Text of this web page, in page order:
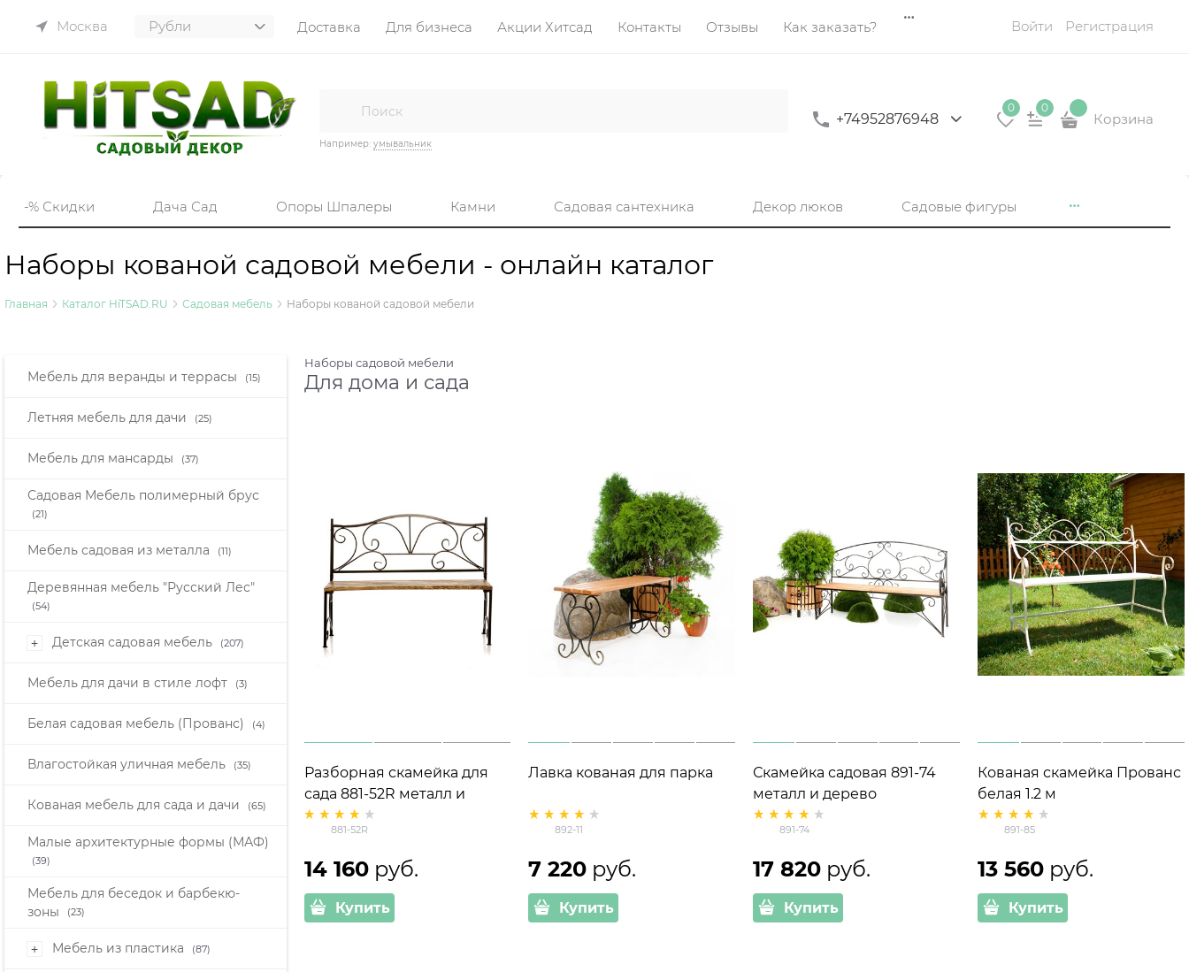
Москва Доставка Для бизнеса Акции Хитсад Контакты Отзывы Как заказать? Войти Регистрация
Например: умывальник
+74952876948
0 0
Корзина
-% Скидки Дача Сад Опоры Шпалеры Камни Садовая сантехника Декор люков Садовые фигуры
Наборы кованой садовой мебели - онлайн каталог
Главная Каталог HiTSAD.RU Садовая мебель Наборы кованой садовой мебели
Мебель для веранды и террасы (15)
Летняя мебель для дачи (25)
Мебель для мансарды (37)
Садовая Мебель полимерный брус
(21)
Мебель садовая из металла (11)
Деревянная мебель "Русский Лес"
(54)
+ Детская садовая мебель (207)
Мебель для дачи в стиле лофт (3)
Белая садовая мебель (Прованс) (4)
Влагостойкая уличная мебель (35)
Кованая мебель для сада и дачи (65)
Малые архитектурные формы (МАФ)
(39)
Мебель для беседок и барбекю-
зоны
(23)
+ Мебель из пластика (87)
Наборы садовой мебели
Для дома и сада
Разборная скамейка для
сада 881-52R металл и
дерево
881-52R
14 160 руб.
Купить
Лавка кованая для парка
892-11
7 220 руб.
Купить
Скамейка садовая 891-74
металл и дерево
891-74
17 820 руб.
Купить
Кованая скамейка Прованс
белая 1.2 м
891-85
13 560 руб.
Купить